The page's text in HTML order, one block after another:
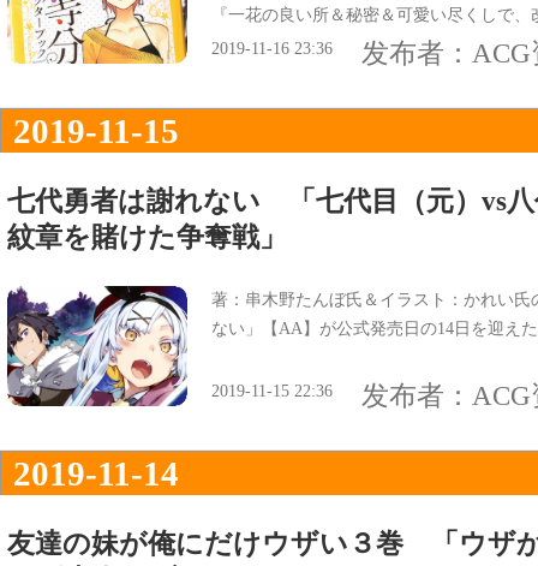
『一花の良い所＆秘密＆可愛い尽くしで
た♥』などがあり、オビ謳い文句は『一花
2019-11-16 23:36 发布者：
2019-11-15
七代勇者は謝れない 「七代目（元）vs
紋章を賭けた争奪戦」
著：串木野たんぼ氏＆イラスト：かれい
ない」【AA】が公式発売日の14日を迎え
2019-11-15 22:36 发布者：
2019-11-14
友達の妹が俺にだけウザい３巻 「ウザ